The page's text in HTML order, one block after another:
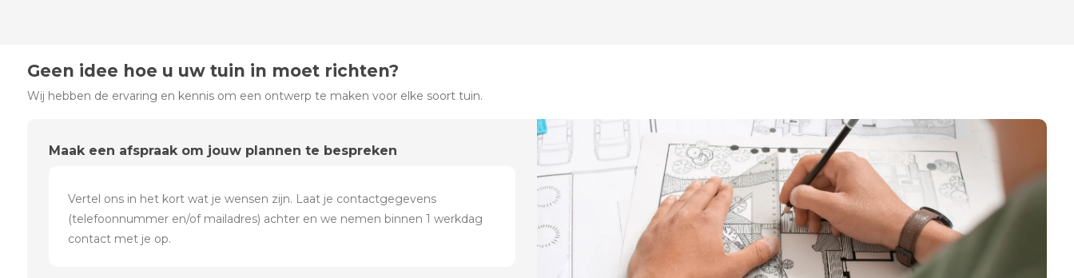
Geen idee hoe u uw tuin in moet richten?
Wij hebben de ervaring en kennis om een ontwerp te maken voor elke soort tuin.
Maak een afspraak om jouw plannen te bespreken